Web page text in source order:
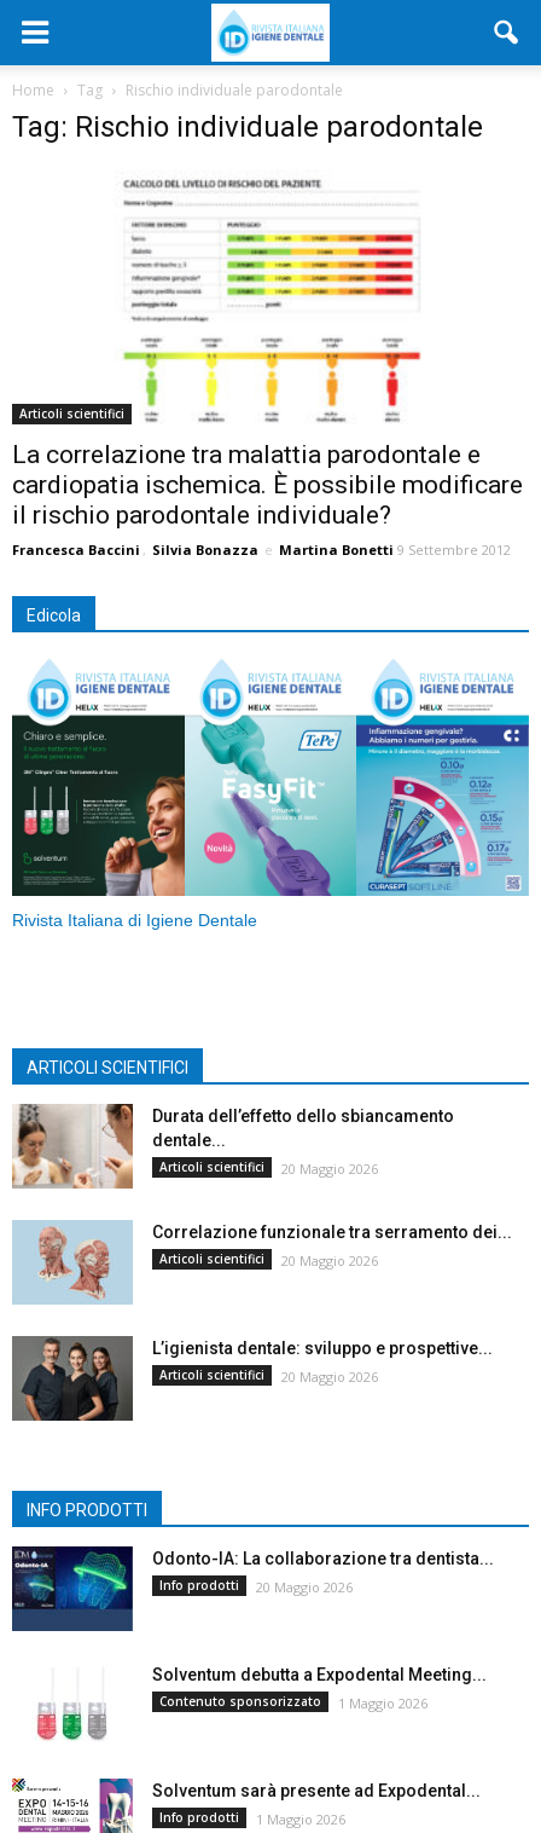
Home Tag Rischio individuale parodontale
Tag: Rischio individuale parodontale
Articoli scientifici
La correlazione tra malattia parodontale e
cardiopatia ischemica. È possibile modificare
il rischio parodontale individuale?
Francesca Baccini , Silvia Bonazza e Martina Bonetti 9 Settembre 2012
Edicola
Rivista Italiana di Igiene Dentale
ARTICOLI SCIENTIFICI
Durata dell’effetto dello sbiancamento
dentale...
Articoli scientifici 20 Maggio 2026
Correlazione funzionale tra serramento dei...
Articoli scientifici 20 Maggio 2026
L’igienista dentale: sviluppo e prospettive...
Articoli scientifici 20 Maggio 2026
INFO PRODOTTI
Odonto-IA: La collaborazione tra dentista...
Info prodotti 20 Maggio 2026
Solventum debutta a Expodental Meeting...
Contenuto sponsorizzato 1 Maggio 2026
Solventum sarà presente ad Expodental...
Info prodotti 1 Maggio 2026